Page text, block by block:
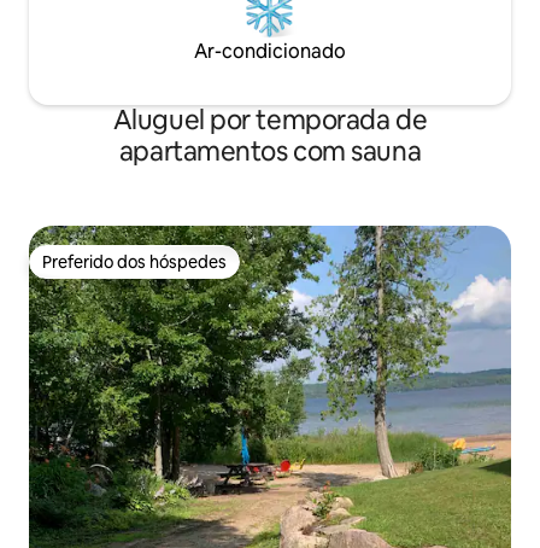
Ar-condicionado
Aluguel por temporada de
apartamentos com sauna
Preferido dos hóspedes
Preferido dos hóspedes